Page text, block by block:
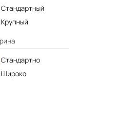
Стандартный
Крупный
Стандартно
Широко